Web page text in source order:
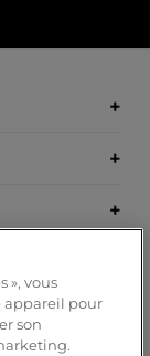
», vous
appareil pour
son